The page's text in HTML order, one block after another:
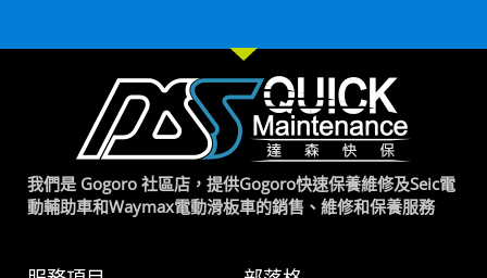
我們是 Gogoro 社區店，提供Gogoro快速保養維修及Seic電
動輔助車和Waymax電動滑板車的銷售、維修和保養服務